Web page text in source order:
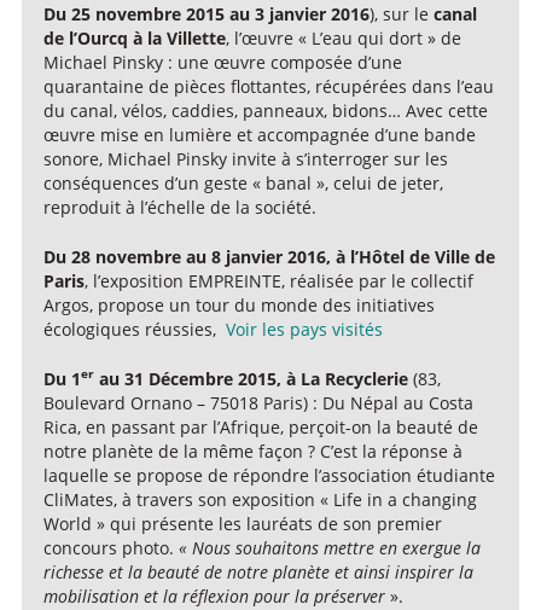
Du 25 novembre 2015 au 3 janvier 2016), sur le canal
de l’Ourcq à la Villette, l’œuvre « L’eau qui dort » de
Michael Pinsky : une œuvre composée d’une
quarantaine de pièces flottantes, récupérées dans l’eau
du canal, vélos, caddies, panneaux, bidons… Avec cette
œuvre mise en lumière et accompagnée d’une bande
sonore, Michael Pinsky invite à s’interroger sur les
conséquences d’un geste « banal », celui de jeter,
reproduit à l’échelle de la société.
Du 28 novembre au 8 janvier 2016, à l’Hôtel de Ville de
Paris, l’exposition EMPREINTE, réalisée par le collectif
Argos, propose un tour du monde des initiatives
écologiques réussies, Voir les pays visités
Du 1er au 31 Décembre 2015, à La Recyclerie (83,
Boulevard Ornano – 75018 Paris) : Du Népal au Costa
Rica, en passant par l’Afrique, perçoit-on la beauté de
notre planète de la même façon ? C’est la réponse à
laquelle se propose de répondre l’association étudiante
CliMates, à travers son exposition « Life in a changing
World » qui présente les lauréats de son premier
concours photo. « Nous souhaitons mettre en exergue la
richesse et la beauté de notre planète et ainsi inspirer la
mobilisation et la réflexion pour la préserver ».